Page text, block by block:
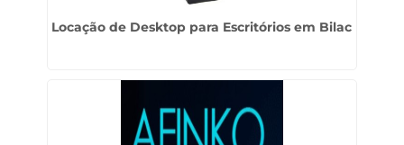
Locação de Desktop para Escritórios em Bilac